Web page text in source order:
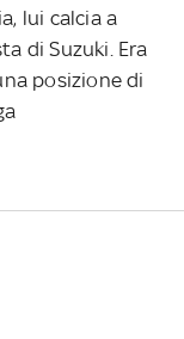
lui calcia a
di Suzuki. Era
posizione di